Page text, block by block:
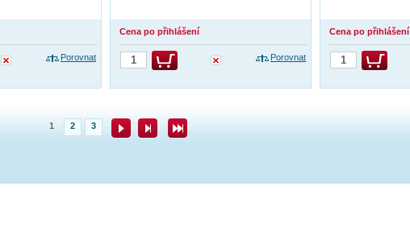
Porovnat
Cena po přihlášení
Porovnat
Cena po přihlášení
1 2 3